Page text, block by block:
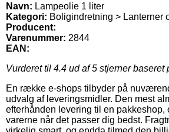
Navn: Lampeolie 1 liter
Kategori: Boligindretning > Lanterner
Producent:
Varenummer: 2844
EAN:
Vurderet til 4.4 ud af 5 stjerner baseret
En række e-shops tilbyder på
udvalg af leveringsmidler. Den mest
efterhånden levering til en pakkeshop,
varerne når det passer dig bedst.